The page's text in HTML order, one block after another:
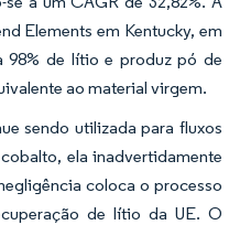
Elements em Kentucky, em
98% de lítio e produz pó de
ao material virgem.
sendo utilizada para fluxos
ela inadvertidamente
coloca o processo
de lítio da UE. O